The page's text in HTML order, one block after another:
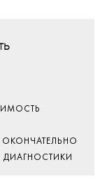
ДИАГНОСТИКИ